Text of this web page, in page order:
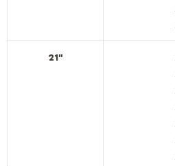
21"